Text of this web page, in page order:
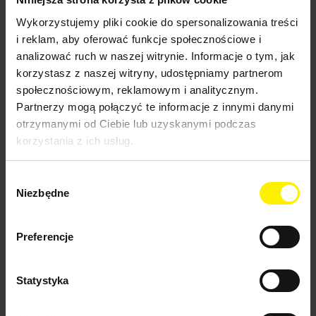
Wykorzystujemy pliki cookie do spersonalizowania treści
i reklam, aby oferować funkcje społecznościowe i
analizować ruch w naszej witrynie. Informacje o tym, jak
korzystasz z naszej witryny, udostępniamy partnerom
społecznościowym, reklamowym i analitycznym.
Partnerzy mogą połączyć te informacje z innymi danymi
otrzymanymi od Ciebie lub uzyskanymi podczas
korzystania z ich usług.
zgody
Niezbędne
Preferencje
Statystyka
parownicy karcher
Dysze i szczotki do parownicy karcher
Pozostałe akcesoria do parownicy karcher
Akcesoria do automatów do wykładzin karcher
Baterie do automatów do wykładzin
karcher
Pozostałe akcesoria do automatów do
wykładzin karcher
Szczotki do automatów do wykładzin
karcher
Głowice do szorowarek automatycznych
Szczotki do szorowarek automatycznych
Pady do szorowarek automatycznych